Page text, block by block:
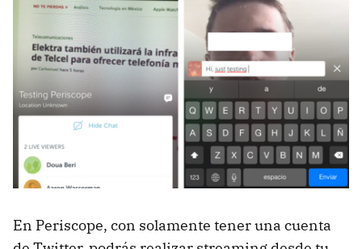
En Periscope, con solamente tener una cuenta